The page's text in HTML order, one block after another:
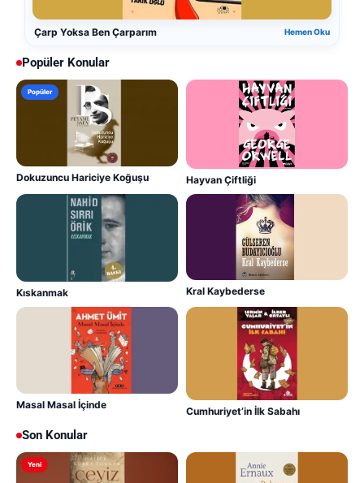
Çarp Yoksa Ben Çarparım Hemen Oku
Popüler Konular
Popüler
Dokuzuncu Hariciye Koğuşu Hayvan Çiftliği
Kıskanmak Kral Kaybederse
Masal Masal İçinde
Cumhuriyet’in İlk Sabahı
Son Konular
Yeni